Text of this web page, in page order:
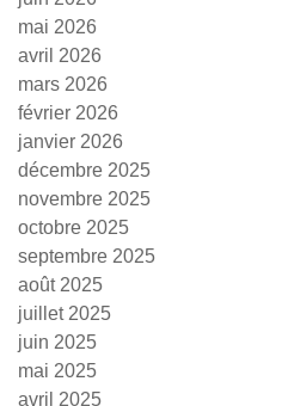
mai 2026
avril 2026
mars 2026
février 2026
janvier 2026
décembre 2025
novembre 2025
octobre 2025
septembre 2025
août 2025
juillet 2025
juin 2025
mai 2025
avril 2025